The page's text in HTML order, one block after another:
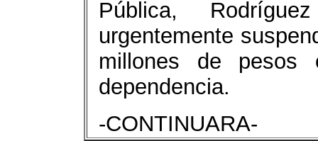
Pública,
urgentemente
millones de
dependencia.
-CONTINUARA-